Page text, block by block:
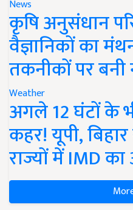
News
कृषि अनुसंधान
वैज्ञानिकों का
तकनीकों पर बनी
Weather
अगले 12 घंटों के
कहर! यूपी,
राज्यों में IMD